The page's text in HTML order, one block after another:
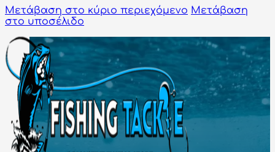
Μετάβαση στο κύριο περιεχόμενο Μετάβαση
στο υποσέλιδο